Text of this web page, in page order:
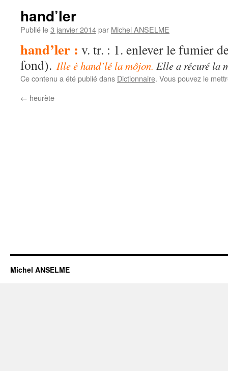
hand’ler
Publié le3 janvier 2014par Michel ANSELME
hand’ler : v. tr. : 1. enlever le fumier
fond). Ille è hand’lé la môjon. Elle a récuré la
Ce contenu a été publié dans Dictionnaire. Vous pouvez le
← heurète
Michel ANSELME